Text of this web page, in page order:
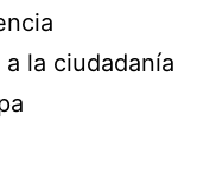
la ciudadanía